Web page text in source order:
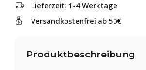
Lieferzeit: 1-4 Werktage
Versandkostenfrei ab 50€
Produktbeschreibung